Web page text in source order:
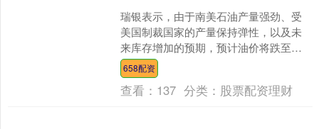
瑞银表示，由于南美石油产量强劲、受
美国制裁国家的产量保持弹性，以及未
来库存增加的预期，预计油价将跌至低
于此前预期的水平。 巴西石油产量在
2024年疲软之后创下新....
658配资
查看： 137 分类： 股票配资理财